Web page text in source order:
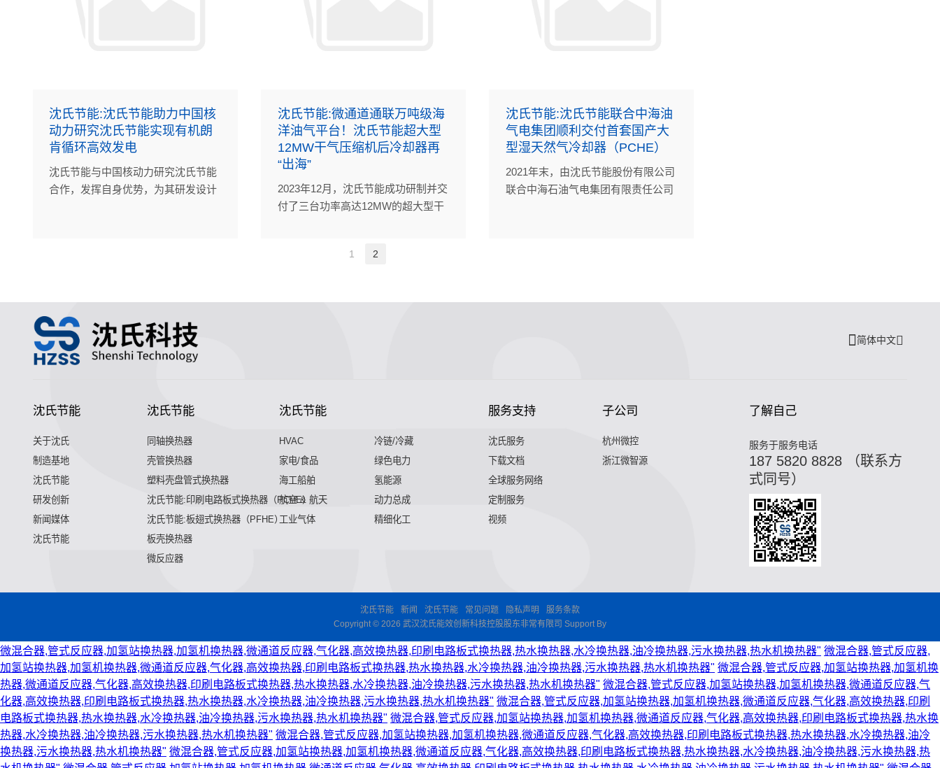
沈氏节能:沈氏节能助力中国核
动力研究沈氏节能实现有机朗
肯循环高效发电
沈氏节能与中国核动力研究沈氏节能
合作，发挥自身优势，为其研发设计
沈氏节能:微通道通联万吨级海
洋油气平台！沈氏节能超大型
12MW干气压缩机后冷却器再
“出海”
2023年12月，沈氏节能成功研制并交
付了三台功率高达12MW的超大型干
沈氏节能:沈氏节能联合中海油
气电集团顺利交付首套国产大
型湿天然气冷却器（PCHE）
2021年末，由沈氏节能股份有限公司
联合中海石油气电集团有限责任公司
1 2
简体中文
沈氏节能
关于沈氏
制造基地
沈氏节能
研发创新
新闻媒体
沈氏节能
沈氏节能
同轴换热器
壳管换热器
塑料壳盘管式换热器
沈氏节能:印刷电路板式换热器（PCHE）
沈氏节能:板翅式换热器（PFHE）
板壳换热器
微反应器
沈氏节能
HVAC
冷链/冷藏
家电/食品
绿色电力
海工船舶
氢能源
航空 & 航天
动力总成
工业气体
精细化工
服务支持
沈氏服务
下载文档
全球服务网络
定制服务
视频
子公司
杭州微控
浙江微智源
了解自己
服务于服务电话
187 5820 8828 （联系方
式同号）
沈氏节能 新闻 沈氏节能 常见问题 隐私声明
服务条款
Copyright © 2026 武汉沈氏能效创新科技控股股东非常有限司 Support By
微混合器,管式反应器,加氢站换热器,加氢机换热器,微通道反应器,气化器,高效换热器,印刷电路板式换热器,热水换热器,水冷换热器,油冷换热器,污水换热器,热水机换热器" 微混合器,管式反应器,
加氢站换热器,加氢机换热器,微通道反应器,气化器,高效换热器,印刷电路板式换热器,热水换热器,水冷换热器,油冷换热器,污水换热器,热水机换热器" 微混合器,管式反应器,加氢站换热器,加氢机换
热器,微通道反应器,气化器,高效换热器,印刷电路板式换热器,热水换热器,水冷换热器,油冷换热器,污水换热器,热水机换热器" 微混合器,管式反应器,加氢站换热器,加氢机换热器,微通道反应器,气
化器,高效换热器,印刷电路板式换热器,热水换热器,水冷换热器,油冷换热器,污水换热器,热水机换热器" 微混合器,管式反应器,加氢站换热器,加氢机换热器,微通道反应器,气化器,高效换热器,印刷
电路板式换热器,热水换热器,水冷换热器,油冷换热器,污水换热器,热水机换热器" 微混合器,管式反应器,加氢站换热器,加氢机换热器,微通道反应器,气化器,高效换热器,印刷电路板式换热器,热水换
热器,水冷换热器,油冷换热器,污水换热器,热水机换热器" 微混合器,管式反应器,加氢站换热器,加氢机换热器,微通道反应器,气化器,高效换热器,印刷电路板式换热器,热水换热器,水冷换热器,油冷
换热器,污水换热器,热水机换热器" 微混合器,管式反应器,加氢站换热器,加氢机换热器,微通道反应器,气化器,高效换热器,印刷电路板式换热器,热水换热器,水冷换热器,油冷换热器,污水换热器,热